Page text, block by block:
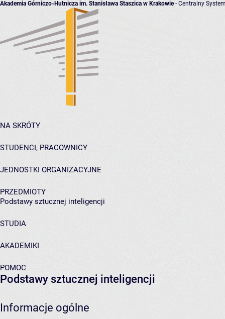
Akademia Górniczo-Hutnicza im. Stanisława Staszica w Krakowie- Centralny
NA SKRÓTY
STUDENCI, PRACOWNICY
JEDNOSTKI ORGANIZACYJNE
PRZEDMIOTY
Podstawy sztucznej inteligencji
STUDIA
AKADEMIKI
POMOC
Podstawy sztucznej inteligencji
Informacje ogólne